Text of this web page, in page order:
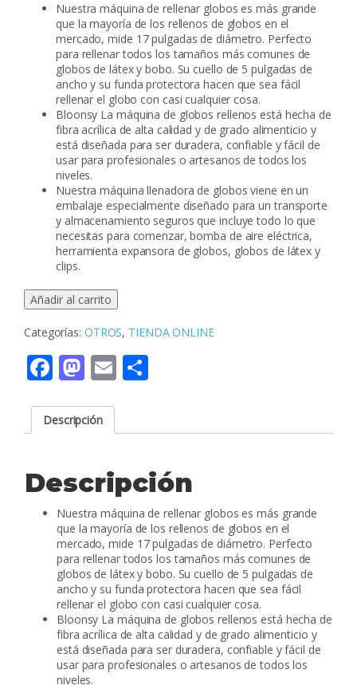
Nuestra máquina de rellenar globos es más grande
que la mayoría de los rellenos de globos en el
mercado, mide 17 pulgadas de diámetro. Perfecto
para rellenar todos los tamaños más comunes de
globos de látex y bobo. Su cuello de 5 pulgadas de
ancho y su funda protectora hacen que sea fácil
rellenar el globo con casi cualquier cosa.
Bloonsy La máquina de globos rellenos está hecha de
fibra acrílica de alta calidad y de grado alimenticio y
está diseñada para ser duradera, confiable y fácil de
usar para profesionales o artesanos de todos los
niveles.
Nuestra máquina llenadora de globos viene en un
embalaje especialmente diseñado para un transporte
y almacenamiento seguros que incluye todo lo que
necesitas para comenzar, bomba de aire eléctrica,
herramienta expansora de globos, globos de látex y
clips.
ENGLOBADORA
cantidad
Añadir al carrito
Categorías: OTROS, TIENDA ONLINE
Facebook
Mastodon
Email
Descripción
Descripción
Nuestra máquina de rellenar globos es más grande
que la mayoría de los rellenos de globos en el
mercado, mide 17 pulgadas de diámetro. Perfecto
para rellenar todos los tamaños más comunes de
globos de látex y bobo. Su cuello de 5 pulgadas de
ancho y su funda protectora hacen que sea fácil
rellenar el globo con casi cualquier cosa.
Bloonsy La máquina de globos rellenos está hecha de
fibra acrílica de alta calidad y de grado alimenticio y
está diseñada para ser duradera, confiable y fácil de
usar para profesionales o artesanos de todos los
niveles.